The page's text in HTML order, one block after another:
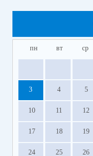
пн вт ср
3 4 5
10 11 12
17 18 19
24 25 26